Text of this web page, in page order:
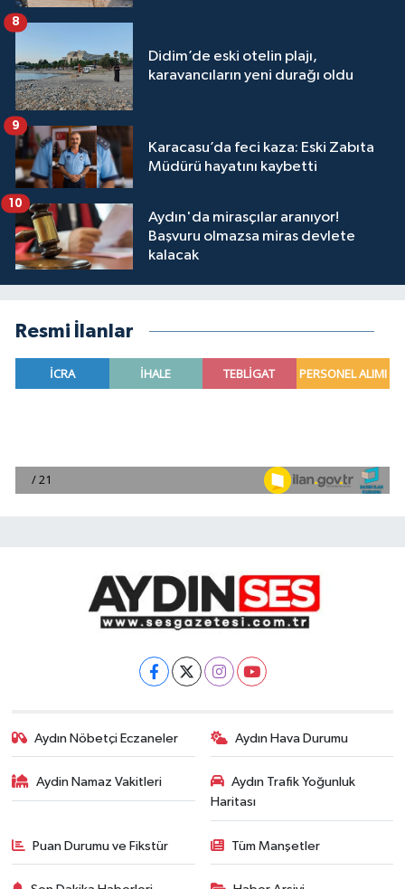
Didim’de eski otelin plajı,
karavancıların yeni durağı oldu
8
Karacasu’da feci kaza: Eski Zabıta
Müdürü hayatını kaybetti
9
Aydın'da mirasçılar aranıyor!
Başvuru olmazsa miras devlete
kalacak
10
Resmi İlanlar
Aydın Nöbetçi Eczaneler Aydın Hava Durumu
Aydin Namaz Vakitleri
Aydın Trafik Yoğunluk
Haritası
Puan Durumu ve Fikstür Tüm Manşetler